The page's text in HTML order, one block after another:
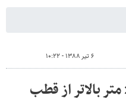
۶ تیر ۱۳۸۸ - ۱۰:۲۲
بهترین رصدگاه جهان، 20 متر بالاتر از قطب